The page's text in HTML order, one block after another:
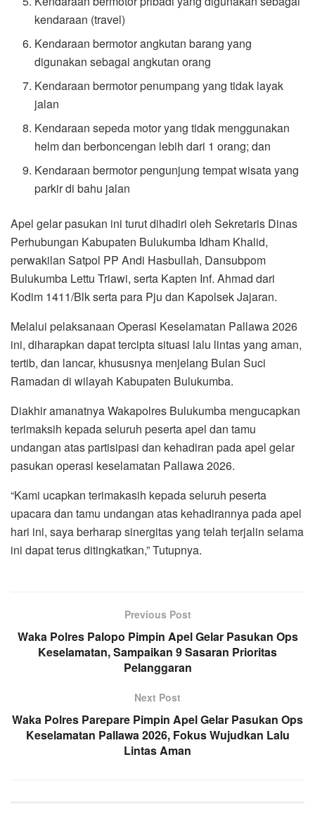
kendaraan (travel)
Kendaraan bermotor angkutan barang yang
digunakan sebagai angkutan orang
Kendaraan bermotor penumpang yang tidak layak
jalan
Kendaraan sepeda motor yang tidak menggunakan
helm dan berboncengan lebih dari 1 orang; dan
Kendaraan bermotor pengunjung tempat wisata yang
parkir di bahu jalan
Apel gelar pasukan ini turut dihadiri oleh Sekretaris Dinas
Perhubungan Kabupaten Bulukumba Idham Khalid,
perwakilan Satpol PP Andi Hasbullah, Dansubpom
Bulukumba Lettu Triawi, serta Kapten Inf. Ahmad dari
Kodim 1411/Blk serta para Pju dan Kapolsek Jajaran.
Melalui pelaksanaan Operasi Keselamatan Pallawa 2026
ini, diharapkan dapat tercipta situasi lalu lintas yang aman,
tertib, dan lancar, khususnya menjelang Bulan Suci
Ramadan di wilayah Kabupaten Bulukumba.
Diakhir amanatnya Wakapolres Bulukumba mengucapkan
terimaksih kepada seluruh peserta apel dan tamu
undangan atas partisipasi dan kehadiran pada apel gelar
pasukan operasi keselamatan Pallawa 2026.
“Kami ucapkan terimakasih kepada seluruh peserta
upacara dan tamu undangan atas kehadirannya pada apel
hari ini, saya berharap sinergitas yang telah terjalin selama
ini dapat terus ditingkatkan,” Tutupnya.
Previous Post
Waka Polres Palopo Pimpin Apel Gelar Pasukan Ops
Keselamatan, Sampaikan 9 Sasaran Prioritas
Pelanggaran
Next Post
Waka Polres Parepare Pimpin Apel Gelar Pasukan Ops
Keselamatan Pallawa 2026, Fokus Wujudkan Lalu
Lintas Aman